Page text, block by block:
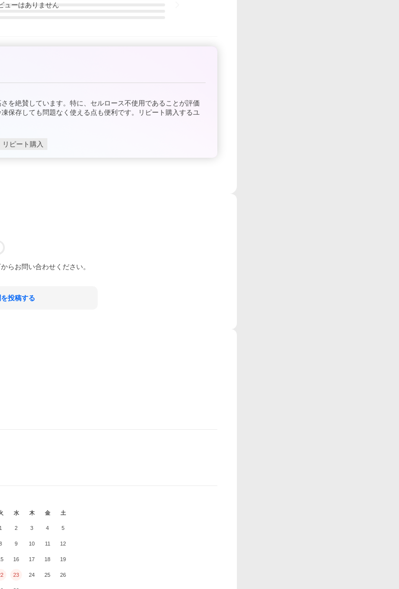
ューはありません
を絶賛しています。特に、セルロース不使用であることが評価
保存しても問題なく使える点も便利です。リピート購入するユ
リピート購入
らお問い合わせください。
投稿する
水 木 金 土
1 2 3 4 5
9 10 11 12
16 17 18 19
23 24 25 26